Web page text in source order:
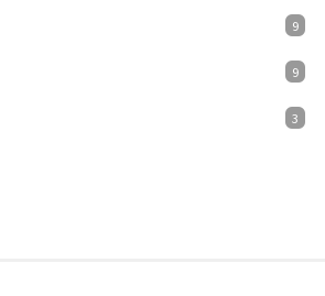
9
9
3